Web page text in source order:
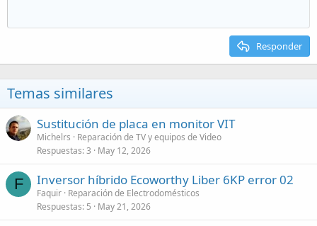
Responder
Temas similares
Sustitución de placa en monitor VIT
Michelrs
Reparación de TV y equipos de Video
Respuestas 3 May 12, 2026
F Inversor híbrido Ecoworthy Liber 6KP error 02
Faquir Reparación de Electrodomésticos
Respuestas 5 May 21, 2026